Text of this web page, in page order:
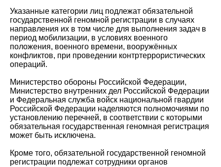
Указанные категории лиц подлежат обязательной
государственной геномной регистрации в случаях
направления их в том числе для выполнения задач в
период мобилизации, в условиях военного
положения, военного времени, вооружённых
конфликтов, при проведении контртеррористических
операций.
Министерство обороны Российской Федерации,
Министерство внутренних дел Российской Федерации
и Федеральная служба войск национальной гвардии
Российской Федерации наделяются полномочиями по
установлению перечней, в соответствии с которыми
обязательная государственная геномная регистрация
может быть исключена.
Кроме того, обязательной государственной геномной
регистрации подлежат сотрудники органов